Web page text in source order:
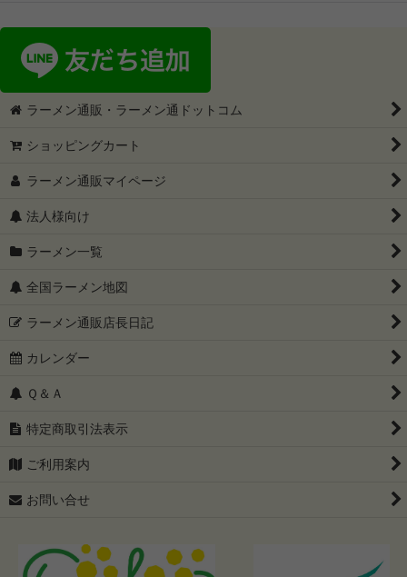
ラーメン通販・ラーメン通ドットコム
ショッピングカート
ラーメン通販マイページ
法人様向け
ラーメン一覧
全国ラーメン地図
ラーメン通販店長日記
カレンダー
Ｑ＆Ａ
特定商取引法表示
ご利用案内
お問い合せ